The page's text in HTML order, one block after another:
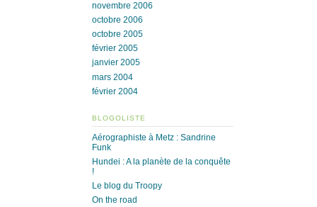
novembre 2006
octobre 2006
octobre 2005
février 2005
janvier 2005
mars 2004
février 2004
BLOGOLISTE
Aérographiste à Metz : Sandrine
Funk
Hundei : A la planète de la conquête
!
Le blog du Troopy
On the road